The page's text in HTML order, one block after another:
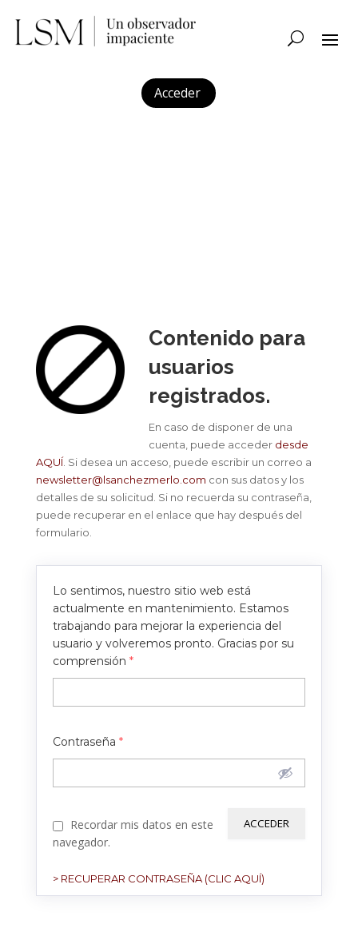
Acceder
Contenido para
usuarios
registrados.
En caso de disponer de una
cuenta, puede acceder desde
AQUÍ. Si desea un acceso, puede escribir un correo a
newsletter@lsanchezmerlo.com con sus datos y los
detalles de su solicitud. Si no recuerda su contraseña,
puede recuperar en el enlace que hay después del
formulario.
Lo sentimos, nuestro sitio web está
actualmente en mantenimiento. Estamos
trabajando para mejorar la experiencia del
usuario y volveremos pronto. Gracias por su
comprensión *
Contraseña *
Recordar mis datos en este
navegador.
> RECUPERAR CONTRASEÑA (CLIC AQUÍ)